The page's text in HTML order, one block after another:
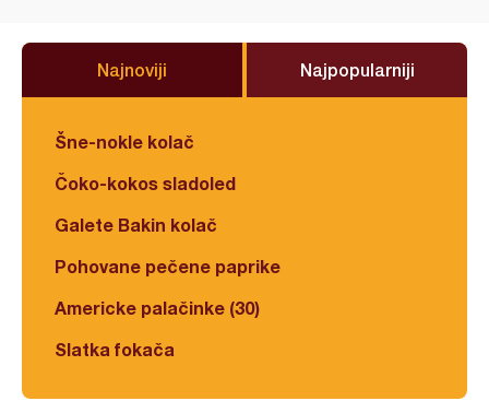
Najnoviji Najpopularniji
Šne-nokle kolač
Čoko-kokos sladoled
Galete Bakin kolač
Pohovane pečene paprike
Americke palačinke (30)
Slatka fokača